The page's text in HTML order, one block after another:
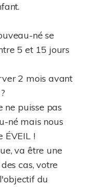
né se
5 et 15 jours
2 mois avant
ne puisse pas
né mais nous
ÉVEIL !
va être une
cas, votre
du